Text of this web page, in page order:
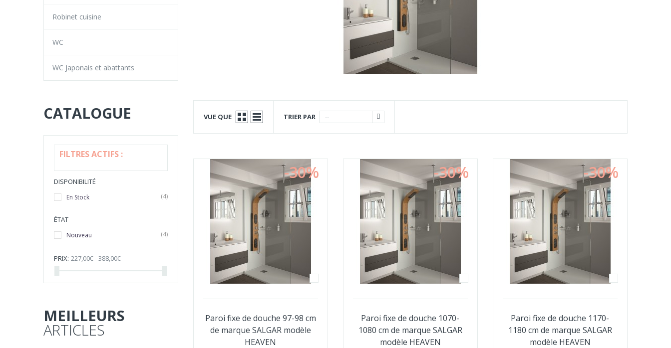
Robinet cuisine
WC
WC Japonais et abattants
CATALOGUE
FILTRES ACTIFS :
DISPONIBILITÉ
En Stock (4)
ÉTAT
Nouveau (4)
PRIX: 227,00€ - 388,00€
MEILLEURS
ARTICLES
VUE QUE TRIER PAR --
-30%
Paroi fixe de douche 97-98 cm
de marque SALGAR modèle
HEAVEN
-30%
Paroi fixe de douche 1070-
1080 cm de marque SALGAR
modèle HEAVEN
-30%
Paroi fixe de douche 1170-
1180 cm de marque SALGAR
modèle HEAVEN